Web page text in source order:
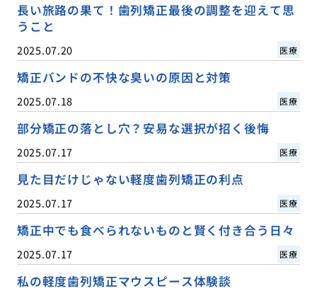
長い旅路の果て！歯列矯正最後の調整を迎えて思
うこと
2025.07.20 医療
矯正バンドの不快な臭いの原因と対策
2025.07.18 医療
部分矯正の落とし穴？安易な選択が招く後悔
2025.07.17 医療
見た目だけじゃない軽度歯列矯正の利点
2025.07.17 医療
矯正中でも食べられないものと賢く付き合う日々
2025.07.17 医療
私の軽度歯列矯正マウスピース体験談